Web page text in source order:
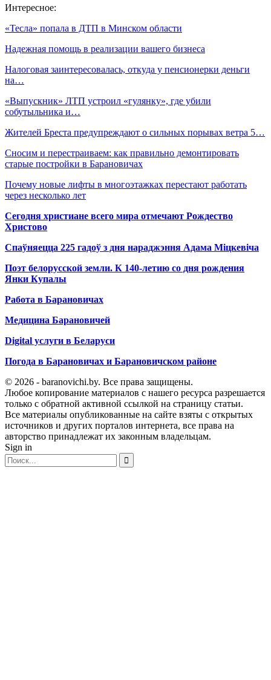
Интересное:
«Тесла» попала в ДТП в Минском области
Надежная помощь в реализации вашего бизнеса
Налоговая заинтересовалась, откуда у пенсионерки деньги
на…
«Выпускник» ЛТП устроил «гулянку», где убили
собутыльника и…
Жителей Бреста предупреждают о сильных порывах ветра 5…
Сносим и перестраиваем: как правильно демонтировать
старые постройки в Барановичах
Почему новые лифты в многоэтажках перестают работать
через несколько лет
Сегодня христиане всего мира отмечают Рождество
Христово
Спаўняецца 225 гадоў з дня нараджэння Адама Міцкевіча
Поэт белорусской земли. К 140-летию со дня рождения
Янки Купалы
Работа в Барановичах
Медицина Барановичей
Digital услуги в Беларуси
Погода в Барановичах и Барановичском районе
© 2026 - baranovichi.by. Все права защищены.
Любое копирование материалов с нашего ресурса разрешается
только с обратной активной ссылкой на страницу статьи.
Все материалы опубликованные на сайте взяты с открытых
источников и других порталов интернета, все права на
авторство принадлежат их законным владельцам.
Sign in